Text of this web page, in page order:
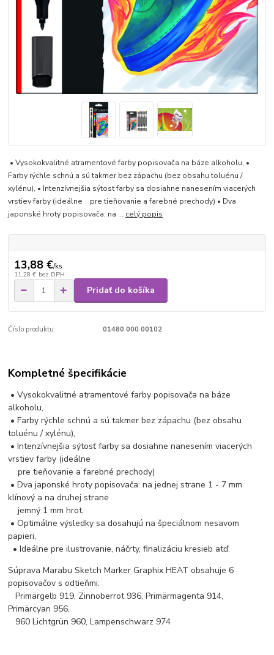
• Vysokokvalitné atramentové farby popisovača na báze alkoholu, •
Farby rýchle schnú a sú takmer bez zápachu (bez obsahu toluénu /
xylénu), • Intenzívnejšia sýtosť farby sa dosiahne nanesením viacerých
vrstiev farby (ideálne pre tieňovanie a farebné prechody) • Dva
japonské hroty popisovača: na ... celý popis
13,88 €/ks
11,28 € bez DPH
Pridať do košíka
Číslo produktu: 01480 000 00102
Kompletné špecifikácie
• Vysokokvalitné atramentové farby popisovača na báze
alkoholu,
• Farby rýchle schnú a sú takmer bez zápachu (bez obsahu
toluénu / xylénu),
• Intenzívnejšia sýtosť farby sa dosiahne nanesením viacerých
vrstiev farby (ideálne
pre tieňovanie a farebné prechody)
• Dva japonské hroty popisovača: na jednej strane 1 - 7 mm
klínový a na druhej strane
jemný 1 mm hrot,
• Optimálne výsledky sa dosahujú na špeciálnom nesavom
papieri,
• Ideálne pre ilustrovanie, náčrty, finalizáciu kresieb atď.
Súprava Marabu Sketch Marker Graphix HEAT obsahuje 6
popisovačov s odtieňmi:
Primärgelb 919, Zinnoberrot 936, Primärmagenta 914,
Primärcyan 956,
960 Lichtgrün 960, Lampenschwarz 974